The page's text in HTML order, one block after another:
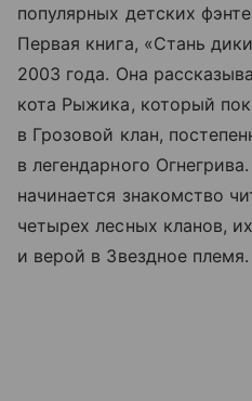
популярных детских
Первая книга, «Стань
2003 года. Она
кота Рыжика, который
в Грозовой клан,
в легендарного
начинается знакомство
четырех лесных кланов,
и верой в Звездное племя.